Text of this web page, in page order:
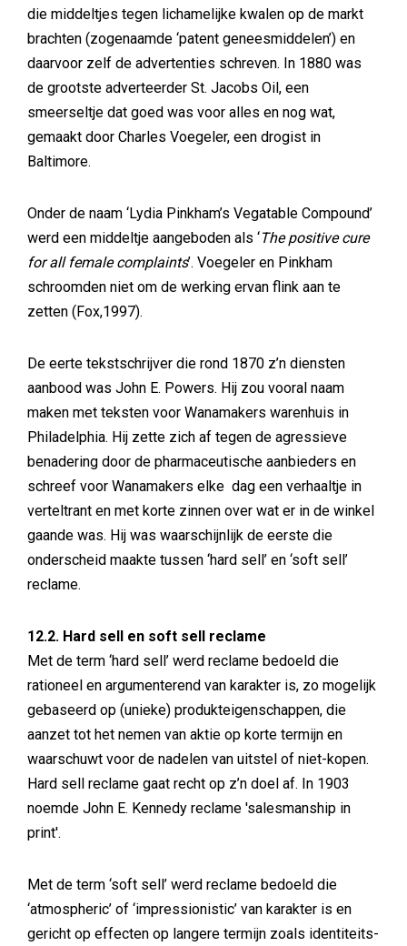
die middeltjes tegen lichamelijke kwalen op de markt
brachten (zogenaamde ‘patent geneesmiddelen’) en
daarvoor zelf de advertenties schreven. In 1880 was
de grootste adverteerder St. Jacobs Oil, een
smeerseltje dat goed was voor alles en nog wat,
gemaakt door Charles Voegeler, een drogist in
Baltimore.
Onder de naam ‘Lydia Pinkham’s Vegatable Compound’
werd een middeltje aangeboden als ‘The positive cure
for all female complaints’. Voegeler en Pinkham
schroomden niet om de werking ervan flink aan te
zetten (Fox,1997).
De eerte tekstschrijver die rond 1870 z’n diensten
aanbood was John E. Powers. Hij zou vooral naam
maken met teksten voor Wanamakers warenhuis in
Philadelphia. Hij zette zich af tegen de agressieve
benadering door de pharmaceutische aanbieders en
schreef voor Wanamakers elke dag een verhaaltje in
verteltrant en met korte zinnen over wat er in de winkel
gaande was. Hij was waarschijnlijk de eerste die
onderscheid maakte tussen ‘hard sell’ en ‘soft sell’
reclame.
12.2. Hard sell en soft sell reclame
Met de term ‘hard sell’ werd reclame bedoeld die
rationeel en argumenterend van karakter is, zo mogelijk
gebaseerd op (unieke) produkteigenschappen, die
aanzet tot het nemen van aktie op korte termijn en
waarschuwt voor de nadelen van uitstel of niet-kopen.
Hard sell reclame gaat recht op z’n doel af. In 1903
noemde John E. Kennedy reclame 'salesmanship in
print'.
Met de term ‘soft sell’ werd reclame bedoeld die
‘atmospheric’ of ‘impressionistic’ van karakter is en
gericht op effecten op langere termijn zoals identiteits-